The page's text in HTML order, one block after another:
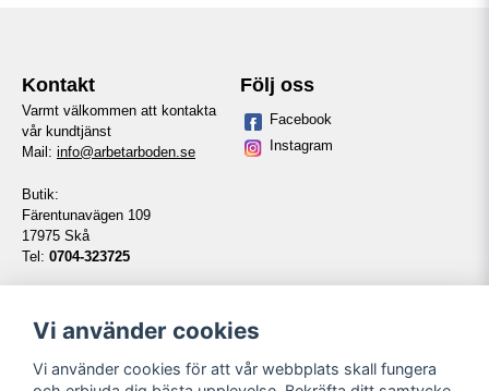
Kontakt
Varmt välkommen att kontakta
vår kundtjänst
Mail: info@arbetarboden.se
Butik:
Färentunavägen 109
17975 Skå
Tel: 0704-323725
14:00-16:00
Följ oss
Facebook
Instagram
Information Våra partners
Vi använder cookies
Vi använder cookies för att vår webbplats skall fungera